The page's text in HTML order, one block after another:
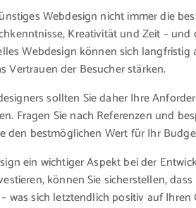
Webdesign nicht immer die
Kreativität und Zeit –
Webdesign können sich langfristig
Vertrauen der Besucher stärken.
sollten Sie daher Ihre
Fragen Sie nach Referenzen und
den bestmöglichen Wert für Ihr
ein wichtiger Aspekt bei der
können Sie sicherstellen,
was sich letztendlich positiv auf